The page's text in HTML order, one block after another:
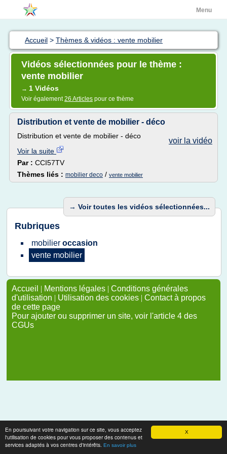
X
En poursuivant votre navigation sur ce site, vous acceptez
l'utilisation de cookies pour vous proposer des contenus et
services adaptés à vos centres d'intérêts. En savoir plus
Menu
Accueil > Thèmes & vidéos : vente mobilier
Vidéos sélectionnées pour le thème :
vente mobilier
→ 1 Vidéos
Voir également26 Articles pour ce thème
Distribution et vente de mobilier - déco
voir la vidéo
Distribution et vente de mobilier - déco
Voir la suite
Par : CCI57TV
Thèmes liés : mobilier deco / vente mobilier
→ Voir toutes les vidéos sélectionnées...
Rubriques
mobilier occasion
vente mobilier
Accueil | Mentions légales | Conditions générales
d'utilisation | Utilisation des cookies | Contact à propos
de cette page
Pour ajouter ou supprimer un site, voir l'article 4 des
CGUs